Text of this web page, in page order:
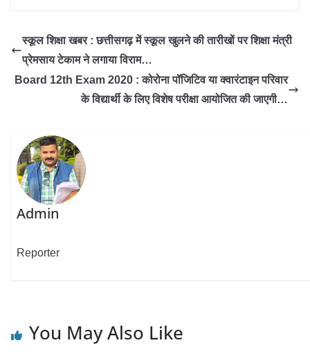
स्कूल शिक्षा खबर : छत्तीसगढ़ में स्कूल खुलने की तारीखों पर शिक्षा मंत्री
प्रेमसाय टेकाम ने लगाया विराम…
Board 12th Exam 2020 : कोरोना पॉजिटिव या क्वारंटाइन परिवार
के विद्यार्थी के लिए विशेष परीक्षा आयोजित की जाएगी…
Admin
Reporter
You May Also Like